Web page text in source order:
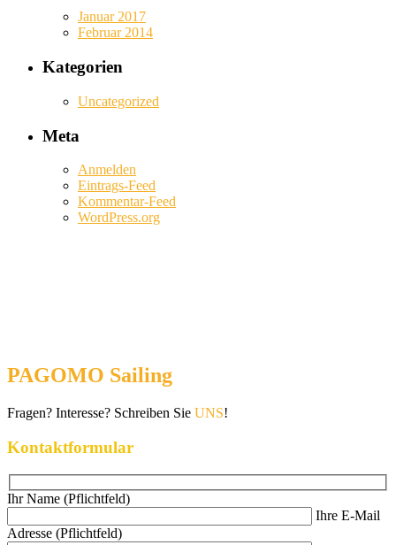
Januar 2017
Februar 2014
Kategorien
Uncategorized
Meta
Anmelden
Eintrags-Feed
Kommentar-Feed
WordPress.org
PAGOMO Sailing
Fragen? Interesse? Schreiben Sie UNS!
Kontaktformular
Ihr Name (Pflichtfeld)
Ihre E-Mail
Adresse (Pflichtfeld)